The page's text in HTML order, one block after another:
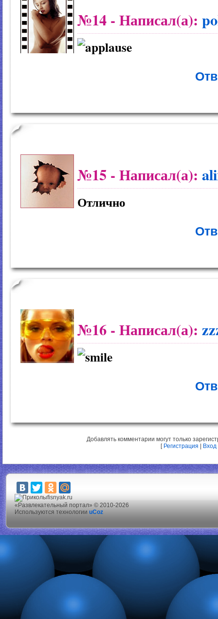
№14 - Написал(а):
№15 - Написал(а):
Отлично
№16 - Написал(а):
Добавлять комментарии могут только
[ Регистрация Вход
fisnyak.ru
«Развлекательный портал» © 2010-2026
Используются технологии uCoz